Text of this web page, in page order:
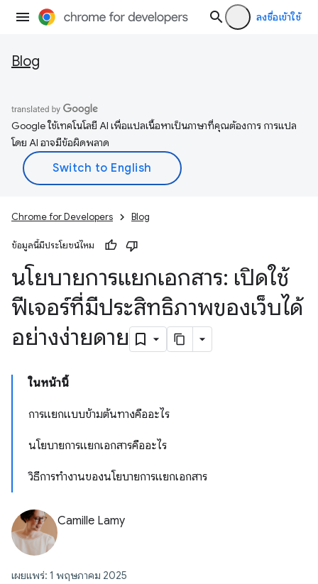
ลงชื่อเข้าใช้
Blog
Google ใช้เทคโนโลยี AI เพื่อแปลเนื้อหาเป็นภาษาที่คุณต้องการ การแปล
โดย AI อาจมีข้อผิดพลาด
Chrome for Developers Blog
ข้อมูลนี้มีประโยชน์ไหม
นโยบายการแยกเอกสาร: เปิดใช้
ฟีเจอร์ที่มีประสิทธิภาพของเว็บได้
อย่างง่ายดาย
ในหน้านี้
การแยกแบบข้ามต้นทางคืออะไร
นโยบายการแยกเอกสารคืออะไร
วิธีการทำงานของนโยบายการแยกเอกสาร
Camille Lamy
เผยแพร่: 1 พฤษภาคม 2025